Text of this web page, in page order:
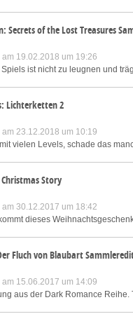
Secrets of the Lost Treasures
am 19.02.2018 um 19:26
Spiels ist nicht zu leugnen und
Lichterketten 2
am 23.12.2018 um 10:19
vielen Levels, schade das
Story
am 30.12.2017 um 18:42
dieses
Fluch von Blaubart
am 15.06.2017 um 14:09
aus der Dark Romance